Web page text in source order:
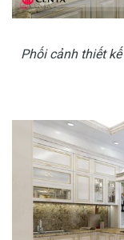
Phối cảnh thiết